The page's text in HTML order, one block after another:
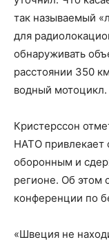
так называемый
для
обнаруживать
расстоянии 350
водный мотоцикл.
Кристерссон
НАТО привлекает
оборонным и
регионе. Об этом
конференции по
«Швеция не